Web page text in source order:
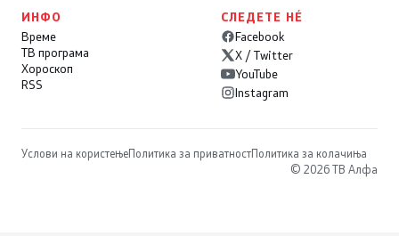
ИНФО
Време
ТВ програма
Хороскоп
RSS
СЛЕДЕТЕ НÉ
Facebook
X / Twitter
YouTube
Instagram
Услови на користењеПолитика за приватностПолитика за колачиња
© 2026 ТВ Алфа